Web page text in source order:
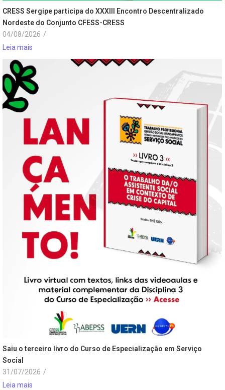
CRESS Sergipe participa do XXXIII Encontro Descentralizado
Nordeste do Conjunto CFESS-CRESS
04/08/2026 /
Leia mais
Saiu o terceiro livro do Curso de Especialização em Serviço
Social
31/07/2026 /
Leia mais